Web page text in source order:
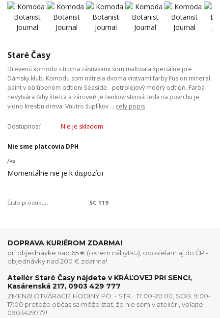
Staré Časy
Drevenú komodu s troma zásuvkami som maľovala špeciálne pre
Dámsky klub. Komodu som natrela dvoma vrstvami farby Fusion mineral
paint v obľúbenom odtieni Seaside - petrolejový modrý odtieň. Farba
nevytvára ťahy štetca a zároveň je tenkovrstvová teda na povrchu je
vidno kresbu dreva. Vnútro šuplíkov ... celý popis
Dostupnosť Nie je skladom
Nie sme platcovia DPH
/ks
Momentálne nie je k dispozícii
Číslo produktu: SC 119
DOPRAVA KURIÉROM ZDARMA!
pri objednávke nad 65 € (okrem nábytku), odosielam aj do ČR -
objednávky nad 200 € zdarma!
Ateliér Staré Časy nájdete v KRÁĽOVEJ PRI SENCI,
Kasárenská 217, 0903 429 777
ZMENA! OTVÁRACIE HODINY PO. - STR. : 17:00-20:00, SOB: 9:00-
17:00 pretože občas sa môže stať, že nie som v ateliéri, volajte
0903429777!